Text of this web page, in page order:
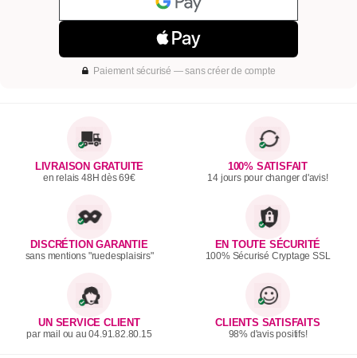
Paiement sécurisé — sans créer de compte
LIVRAISON GRATUITE
en relais 48H dès 69€
100% SATISFAIT
14 jours pour changer d'avis!
DISCRÉTION GARANTIE
sans mentions "ruedesplaisirs"
EN TOUTE SÉCURITÉ
100% Sécurisé Cryptage SSL
UN SERVICE CLIENT
par mail ou au 04.91.82.80.15
CLIENTS SATISFAITS
98% d'avis positifs!